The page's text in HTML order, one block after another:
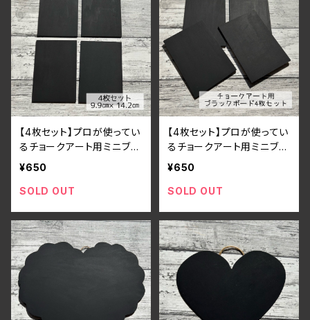
【4枚セット】プロが使ってい
るチョークアート用ミニブラ
ックボード（9.9㎝×14.2㎝）
¥650
SOLD OUT
【4枚セット】プロが使ってい
るチョークアート用ミニブラ
ックボード（9㎝×13㎝）
¥650
SOLD OUT